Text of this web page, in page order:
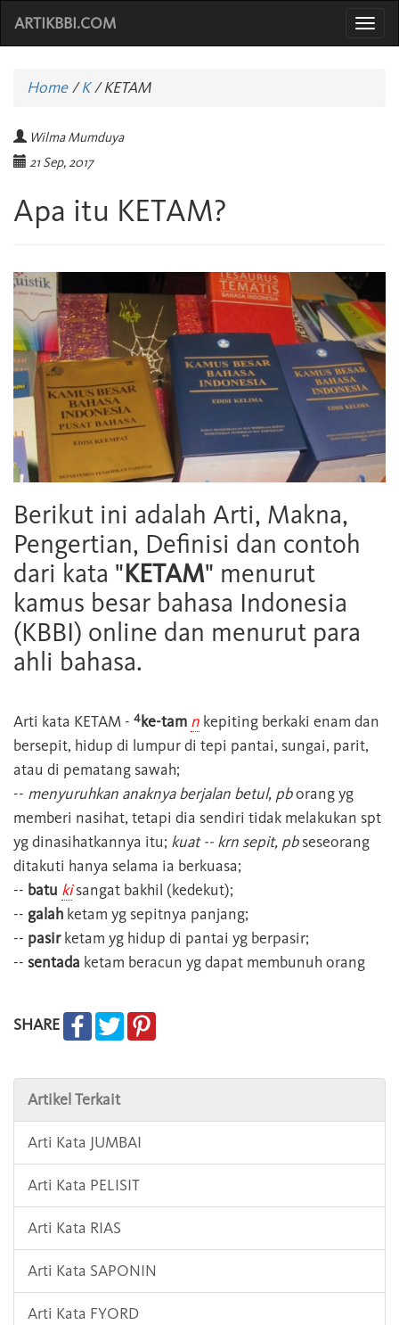
ARTIKBBI.COM
Home/K /KETAM
Wilma Mumduya
21 Sep, 2017
Apa itu KETAM?
Berikut ini adalah Arti, Makna,
Pengertian, Definisi dan contoh
dari kata "KETAM" menurut
kamus besar bahasa Indonesia
(KBBI) online dan menurut para
ahli bahasa.
Arti kata KETAM - 4ke-tam n kepiting berkaki enam dan
bersepit, hidup di lumpur di tepi pantai, sungai, parit,
atau di pematang sawah;
-- menyuruhkan anaknya berjalan betul, pborang yg
memberi nasihat, tetapi dia sendiri tidak melakukan spt
yg dinasihatkannya itu; kuat -- krn sepit, pbseseorang
ditakuti hanya selama ia berkuasa;
-- batu kisangat bakhil (kedekut);
-- galah ketam yg sepitnya panjang;
-- pasirketam yg hidup di pantai yg berpasir;
-- sentada ketam beracun yg dapat membunuh orang
SHARE
Artikel Terkait
Arti Kata JUMBAI
Arti Kata PELISIT
Arti Kata RIAS
Arti Kata SAPONIN
Arti Kata FYORD